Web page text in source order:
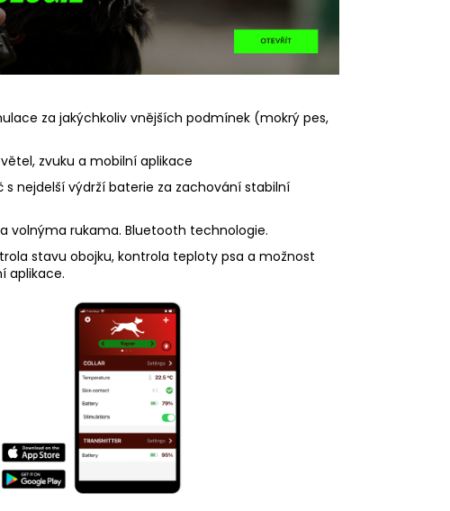
za jakýchkoliv vnějších podmínek (mokrý pes,
zvuku a mobilní aplikace
nejdelší výdrží baterie za zachování stabilní
volnýma rukama. Bluetooth technologie.
stavu obojku, kontrola teploty psa a možnost
aplikace.